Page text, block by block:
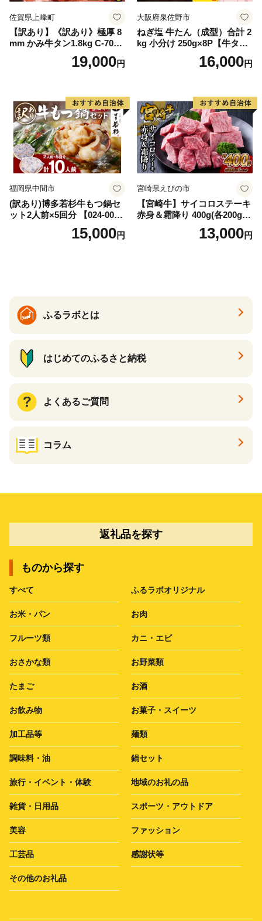
佐賀県上峰町
【訳あり】《訳あり》極厚 8
mm かみ牛タン1.8kg C-709-
19,000円
大阪府泉佐野市
ねぎ塩 牛たん（成型）合計 2
kg 小分け 250g×8P【牛タン
牛肉 焼肉用 薄切り 訳あり サ
16,000円
福岡県中間市
(訳あり)博多若杉牛もつ鍋セ
ット2人前×5回分 【024-002
15,000円
宮崎県えびの市
【宮崎牛】サイコロステーキ
赤身＆霜降り 400g(各200g×
１P 計2P) 真空パック 冷凍
13,000円
ふるラボとは
はじめてのふるさと納税
よくあるご質問
コラム
返礼品を探す
ものから探す
すべて ふるラボオリジナル
お米・パン お肉
フルーツ類 カニ・エビ
おさかな類 お野菜類
たまご お酒
お飲み物 お菓子・スイーツ
加工品等 麺類
調味料・油 鍋セット
旅行・イベント・体験 地域のお礼の品
雑貨・日用品 スポーツ・アウトドア
美容 ファッション
工芸品 感謝状等
その他のお礼品